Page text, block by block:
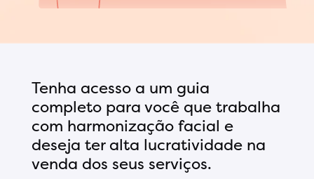
Tenha acesso a um guia
completo para você que trabalha
com harmonização facial e
deseja ter alta lucratividade na
venda dos seus serviços.